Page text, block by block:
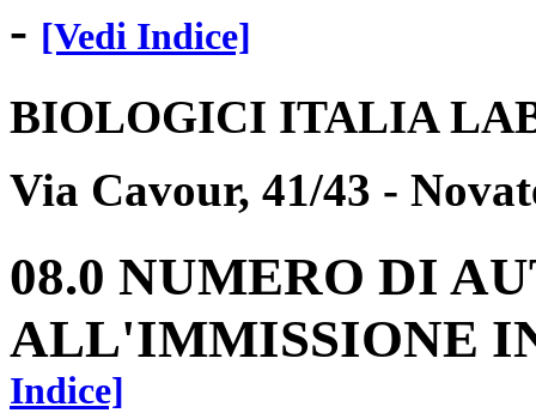
- [Vedi Indice]
BIOLOGICI ITALIA
Via Cavour, 41/43 -
08.0 NUMERO DI
ALL'IMMISSIONE
Indice]